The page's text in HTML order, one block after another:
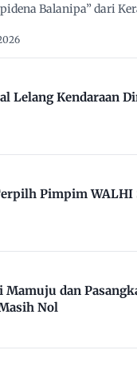
Balanipa” dari
Lelang Kendaraan
Pimpim
Mamuju dan
Nol